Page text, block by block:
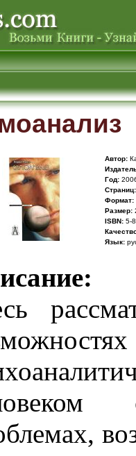
Автор:
Год:
Cтраниц:
Формат:
Размер:
ISBN: 5-
Язык: